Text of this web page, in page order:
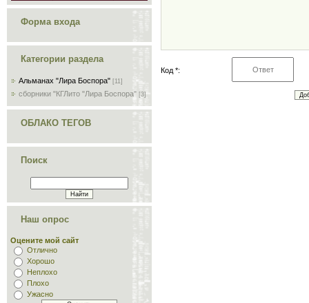
Форма входа
Категории раздела
Альманах "Лира Боспора" [11]
сборники "КГЛито "Лира Боспора" [3]
ОБЛАКО ТЕГОВ
Поиск
Наш опрос
Оцените мой сайт
Отлично
Хорошо
Неплохо
Плохо
Ужасно
Код *: